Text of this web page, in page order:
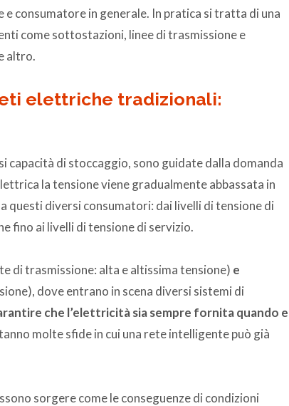
consumatore in generale. In pratica si tratta di una
come sottostazioni, linee di trasmissione e
altro.
elettriche tradizionali:
capacità di stoccaggio, sono guidate dalla domanda
la tensione viene gradualmente abbassata in
questi diversi consumatori: dai livelli di tensione di
fino ai livelli di tensione di servizio.
di trasmissione: alta e altissima tensione) e
dove entrano in scena diversi sistemi di
che l’elettricità sia sempre fornita quando e
molte sfide in cui una rete intelligente può già
sorgere come le conseguenze di condizioni